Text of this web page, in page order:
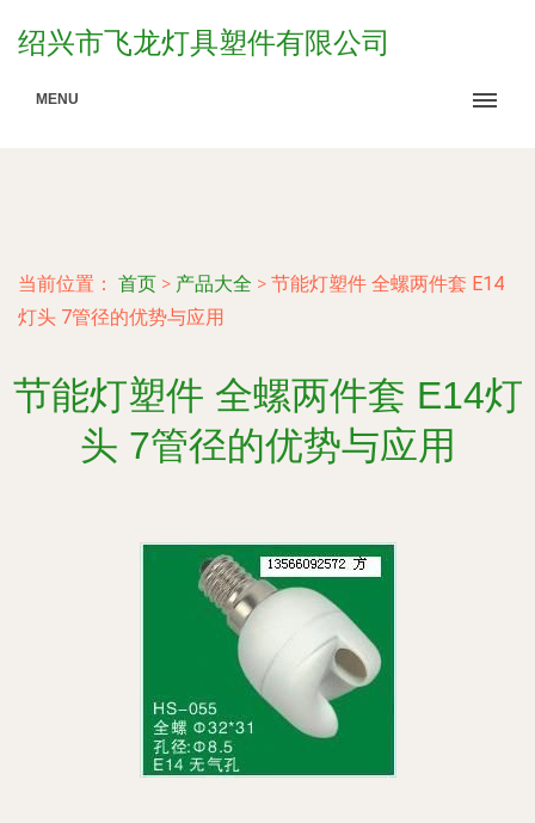
绍兴市飞龙灯具塑件有限公司
MENU
当前位置： 首页 > 产品大全 > 节能灯塑件 全螺两件套 E14
灯头 7管径的优势与应用
节能灯塑件 全螺两件套 E14灯
头 7管径的优势与应用